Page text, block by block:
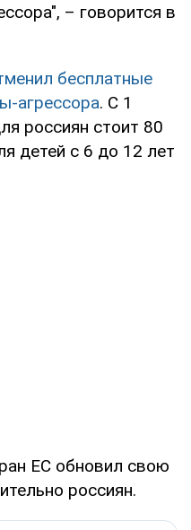
– говорится в
бесплатные
агрессора. С 1
россиян стоит 80
детей с 6 до 12 лет
ЕС обновил свою
россиян.